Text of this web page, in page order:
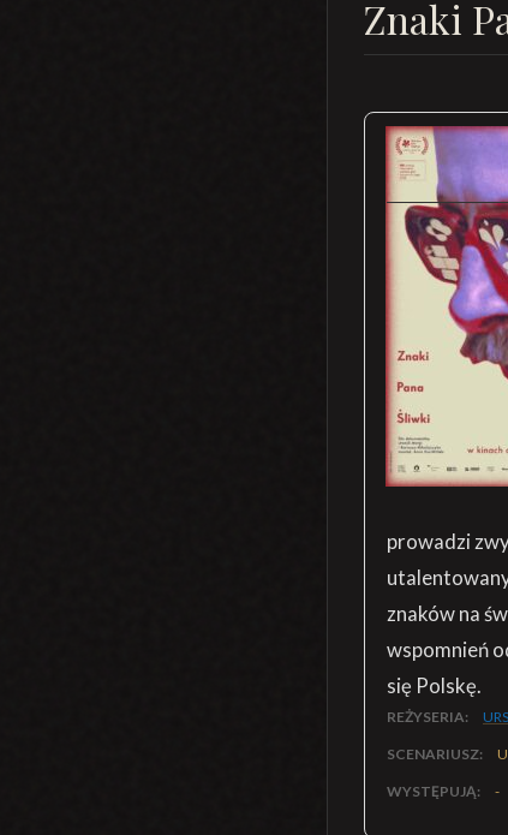
Znaki
prowadzi
znaków na
wspomnień
się Polskę.
REŻYSERIA:
SCENARIUSZ:
WYSTĘPUJĄ: -